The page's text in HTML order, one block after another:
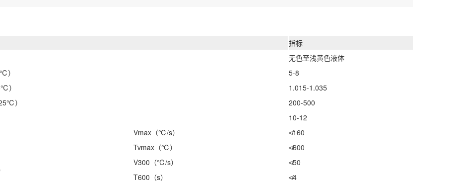
指标
无色至浅黄色液体
）
5-8
）
1.015-1.035
）
200-500
10-12
Vmax（℃/s）
≮160
Tvmax（℃）
≮600
V300（℃/s）
≮50
T600（s）
≮4